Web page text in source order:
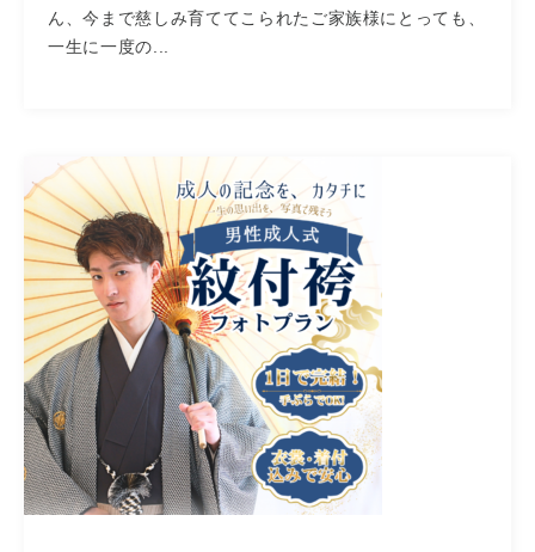
ん、今まで慈しみ育ててこられたご家族様にとっても、
一生に一度の...